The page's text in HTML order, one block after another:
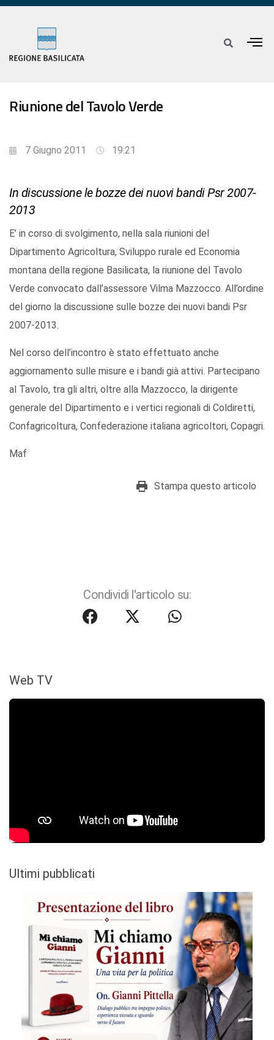
Riunione del Tavolo Verde
7 Giugno 2011 19:21
In discussione le bozze dei nuovi bandi Psr 2007-
2013
E’ in corso di svolgimento, nella sala riunioni del
Dipartimento Agricoltura, Sviluppo rurale ed Economia
montana della regione Basilicata, la riunione del Tavolo
Verde convocato dall’assessore Vilma Mazzocco. All’ordine
del giorno la discussione sulle bozze dei nuovi bandi Psr
2007-2013.
Nel corso dell’incontro è stato effettuato anche
aggiornamento sulle misure e i bandi già attivi. Partecipano
al Tavolo, tra gli altri, oltre alla Mazzocco, la dirigente
generale del Dipartimento e i vertici regionali di Coldiretti,
Confagricoltura, Confederazione italiana agricoltori, Copagri.
Maf
Stampa questo articolo
Condividi l'articolo su:
Web TV
Ultimi pubblicati